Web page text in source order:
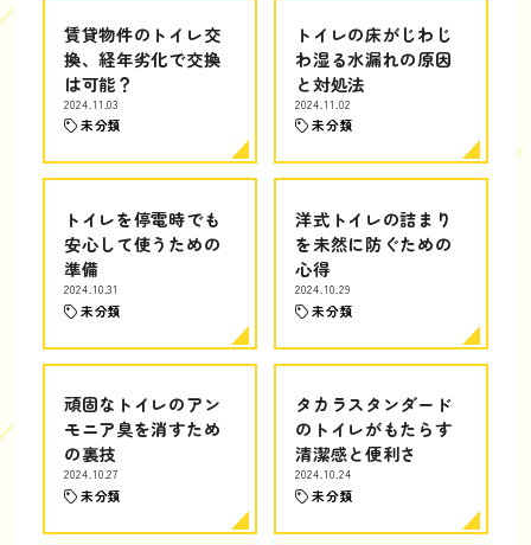
賃貸物件のトイレ交
換、経年劣化で交換
は可能？
2024.11.03
未分類
トイレの床がじわじ
わ湿る水漏れの原因
と対処法
2024.11.02
未分類
トイレを停電時でも
安心して使うための
準備
2024.10.31
未分類
洋式トイレの詰まり
を未然に防ぐための
心得
2024.10.29
未分類
頑固なトイレのアン
モニア臭を消すため
の裏技
2024.10.27
未分類
タカラスタンダード
のトイレがもたらす
清潔感と便利さ
2024.10.24
未分類